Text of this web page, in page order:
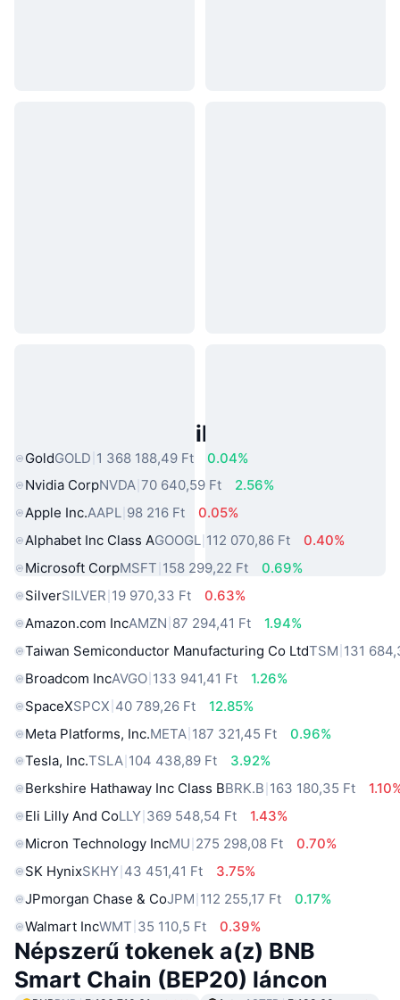
Népszerű Való Világbeli Eszközök
GoldGOLD 1 368 188,49 Ft
0.04%
Nvidia CorpNVDA 70 640,59 Ft
2.56%
Apple Inc.AAPL 98 216 Ft
0.05%
Alphabet Inc Class AGOOGL 112 070,86 Ft
0.40%
Microsoft CorpMSFT 158 299,22 Ft
0.69%
SilverSILVER 19 970,33 Ft
0.63%
Amazon.com IncAMZN 87 294,41 Ft
1.94%
Taiwan Semiconductor Manufacturing Co LtdTSM 131
Broadcom IncAVGO 133 941,41 Ft
1.26%
SpaceXSPCX 40 789,26 Ft
12.85%
Meta Platforms, Inc.META 187 321,45 Ft
0.96%
Tesla, Inc.TSLA 104 438,89 Ft
3.92%
Berkshire Hathaway Inc Class BBRK.B 163 180,35 Ft
Eli Lilly And CoLLY 369 548,54 Ft
1.43%
Micron Technology IncMU 275 298,08 Ft
0.70%
SK HynixSKHY 43 451,41 Ft
3.75%
JPmorgan Chase & CoJPM 112 255,17 Ft
0.17%
Walmart IncWMT 35 110,5 Ft 0.39%
Népszerű tokenek a(z) BNB
Smart Chain (BEP20) láncon